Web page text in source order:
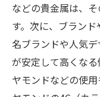
などの貴金属は、
す。次に、ブラン
名ブランドや人気
が安定して高くな
ヤモンドなどの使